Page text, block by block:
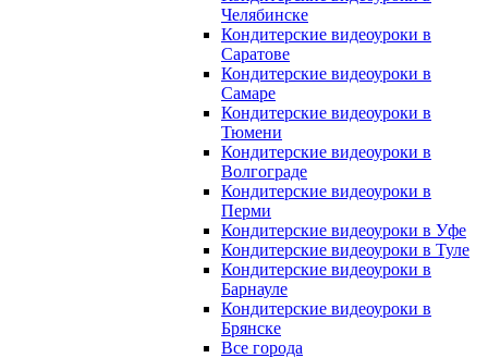
Челябинске
Кондитерские видеоуроки в
Саратове
Кондитерские видеоуроки в
Самаре
Кондитерские видеоуроки в
Тюмени
Кондитерские видеоуроки в
Волгограде
Кондитерские видеоуроки в
Перми
Кондитерские видеоуроки в Уфе
Кондитерские видеоуроки в Туле
Кондитерские видеоуроки в
Барнауле
Кондитерские видеоуроки в
Брянске
Все города